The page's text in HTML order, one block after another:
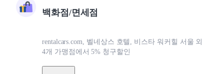
백화점/면세점
rentalcars.com, 벨네상스 호텔, 비스타 워커힐 서울 외
4개 가맹점에서 5% 청구할인